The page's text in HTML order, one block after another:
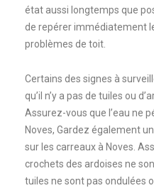
état aussi longtemps que
de repérer immédiatement
problèmes de toit.
Certains des signes à
qu’il n’y a pas de tuiles ou
Assurez-vous que l’eau ne
Noves, Gardez également
sur les carreaux à Noves.
crochets des ardoises ne
tuiles ne sont pas ondulées